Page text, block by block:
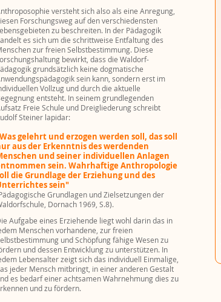
versteht sich also als eine Anregung,
Forschungsweg auf den verschiedensten
zu beschreiten. In der Pädagogik
es sich um die schrittweise Entfaltung des
zur freien Selbstbestimmung. Diese
bewirkt, dass die Waldorf-
grundsätzlich keine dogmatische
sein kann, sondern erst im
Vollzug und durch die aktuelle
entsteht. In seinem grundlegenden
Freie Schule und Dreigliederung schreibt
Steiner lapidar:
gelehrt und erzogen werden soll, das soll
aus der Erkenntnis des werdenden
und seiner individuellen Anlagen
sein. Wahrhaftige Anthropologie
die Grundlage der Erziehung und des
sein"
Grundlagen und Zielsetzungen der
Dornach 1969, S.8).
Aufgabe eines Erziehende liegt wohl darin das in
Menschen vorhandene, zur freien
und Schöpfung fähige Wesen zu
und dessen Entwicklung zu unterstützen. In
Lebensalter zeigt sich das individuell Einmalige,
jeder Mensch mitbringt, in einer anderen Gestalt
es bedarf einer achtsamen Wahrnehmung dies zu
und zu fördern.